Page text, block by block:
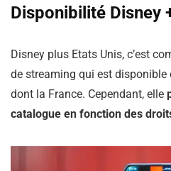
Disponibilité Disney
Disney plus Etats Unis, c’est
de streaming qui est disponible
dont la France. Cependant, elle
catalogue en fonction des